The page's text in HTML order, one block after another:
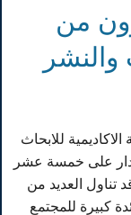
من
والنشر
للابحاث
يحتوي الإصدار على خمسة عشر
العديد من
كبيرة للمجتمع